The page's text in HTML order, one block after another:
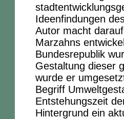
Ideenfindungen
Autor macht
Marzahns
Bundesrepublik
Gestaltung dieser
wurde er
Begriff
Entstehungszeit
Hintergrund ein